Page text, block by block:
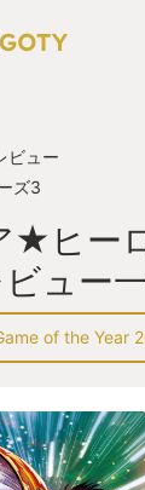
ビュー
ズ3
★ヒー
ュー
of the Year